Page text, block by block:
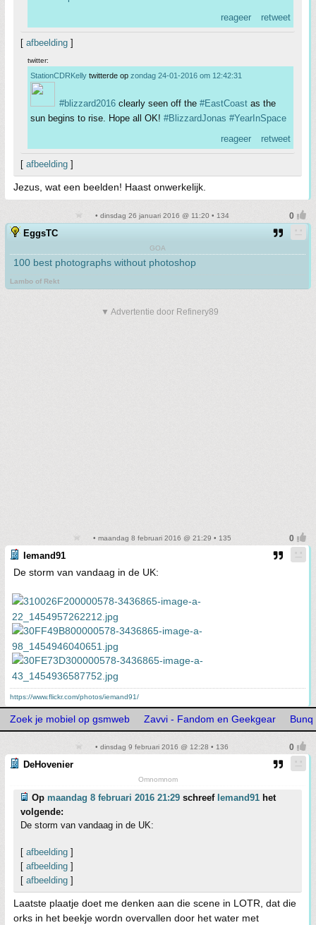
reageer
retweet
[ afbeelding ]
twitter:
StationCDRKelly twitterde op zondag 24-01-2016 om 12:42:31
#blizzard2016 clearly seen off the #EastCoast as the
sun begins to rise. Hope all OK! #BlizzardJonas #YearInSpace
reageer
retweet
[ afbeelding ]
Jezus, wat een beelden! Haast onwerkelijk.
• dinsdag 26 januari 2016 @ 11:20 • 134
EggsTC
GOA
100 best photographs without photoshop
Lambo of Rekt
▼ Advertentie door Refinery89
• maandag 8 februari 2016 @ 21:29 • 135
Iemand91
De storm van vandaag in de UK:
https://www.flickr.com/photos/iemand91/
Zoek je mobiel op gsmweb Zavvi - Fandom en Geekgear
• dinsdag 9 februari 2016 @ 12:28 • 136
DeHovenier
Omnomnom
Op maandag 8 februari 2016 21:29 schreef Iemand91 het
volgende:
De storm van vandaag in de UK:
[ afbeelding ]
[ afbeelding ]
[ afbeelding ]
Laatste plaatje doet me denken aan die scene in LOTR, dat die
orks in het beekje wordn overvallen door het water met